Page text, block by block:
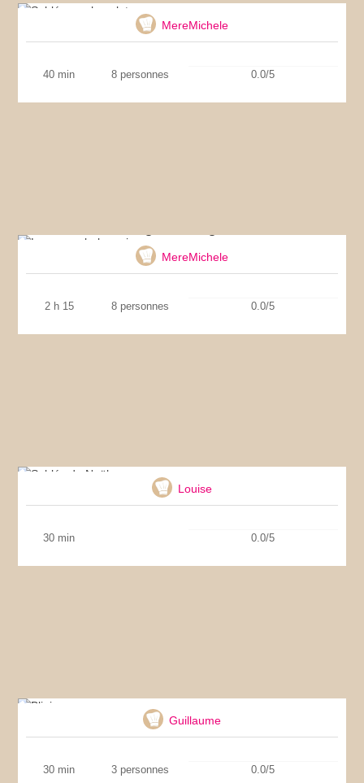
MereMichele
40 min 8 personnes 0.0/5
MereMichele
2 h 15 8 personnes 0.0/5
Louise
30 min 0.0/5
Guillaume
30 min 3 personnes 0.0/5